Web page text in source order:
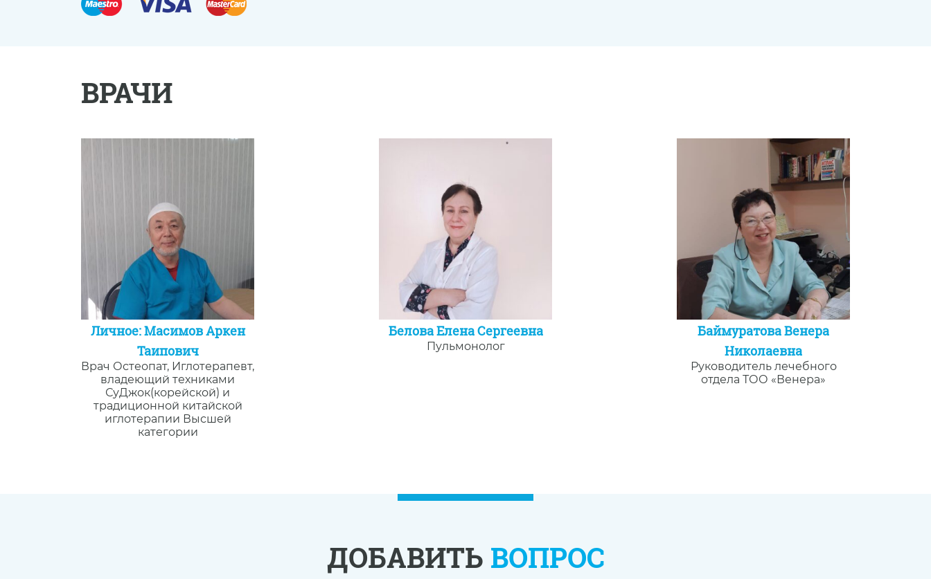
ВРАЧИ
Личное: Масимов Аркен
Таипович
Врач Остеопат, Иглотерапевт,
владеющий техниками
СуДжок(корейской) и
традиционной китайской
иглотерапии Высшей
категории
Белова Елена Сергеевна
Пульмонолог
Баймуратова Венера
Николаевна
Руководитель лечебного
отдела ТОО «Венера»
ДОБАВИТЬ ВОПРОС